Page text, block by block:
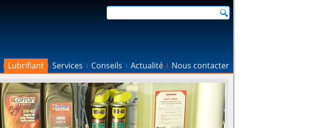
Lubrifiant Services Conseils Actualité Nous contacter